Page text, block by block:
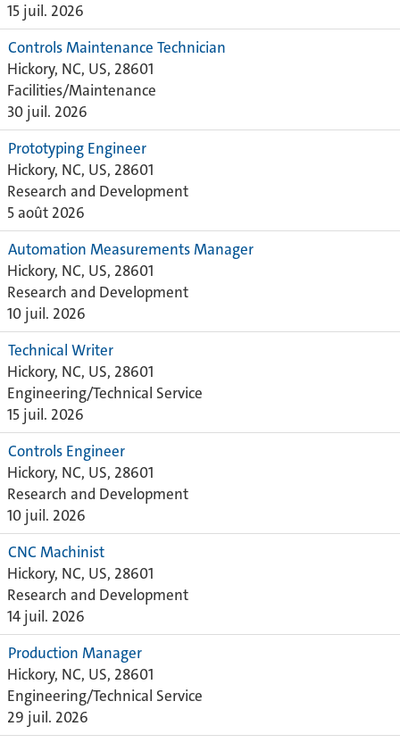
15 juil. 2026
Controls Maintenance Technician
Hickory, NC, US, 28601
Facilities/Maintenance
30 juil. 2026
Prototyping Engineer
Hickory, NC, US, 28601
Research and Development
5 août 2026
Automation Measurements Manager
Hickory, NC, US, 28601
Research and Development
10 juil. 2026
Technical Writer
Hickory, NC, US, 28601
Engineering/Technical Service
15 juil. 2026
Controls Engineer
Hickory, NC, US, 28601
Research and Development
10 juil. 2026
CNC Machinist
Hickory, NC, US, 28601
Research and Development
14 juil. 2026
Production Manager
Hickory, NC, US, 28601
Engineering/Technical Service
29 juil. 2026